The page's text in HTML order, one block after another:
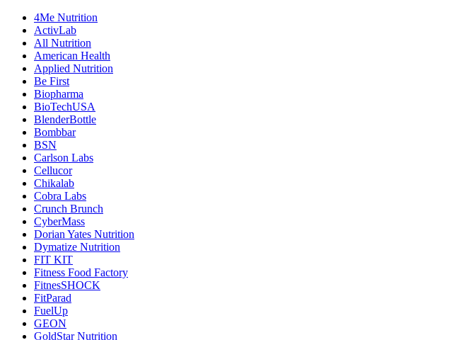
4Me Nutrition
ActivLab
All Nutrition
American Health
Applied Nutrition
Be First
Biopharma
BioTechUSA
BlenderBottle
Bombbar
BSN
Carlson Labs
Cellucor
Chikalab
Cobra Labs
Crunch Brunch
CyberMass
Dorian Yates Nutrition
Dymatize Nutrition
FIT KIT
Fitness Food Factory
FitnesSHOCK
FitParad
FuelUp
GEON
GoldStar Nutrition